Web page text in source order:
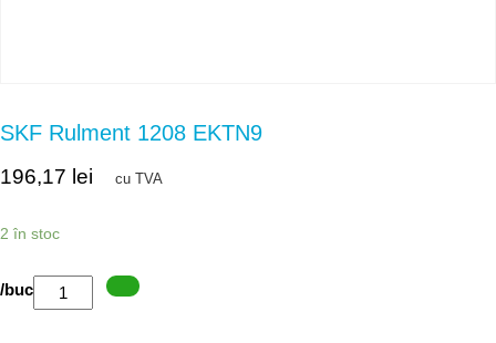
SKF Rulment 1208 EKTN9
196,17 lei cu TVA
2 în stoc
Cantitate
/buc